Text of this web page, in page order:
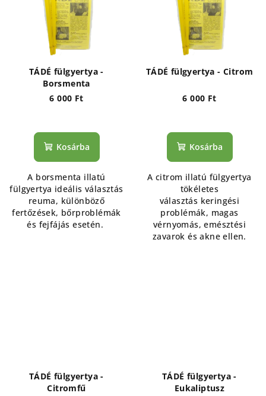
TÁDÉ fülgyertya -
Borsmenta
6 000 Ft
Kosárba
A borsmenta illatú
fülgyertya ideális választás
reuma, különböző
fertőzések, bőrproblémák
és fejfájás esetén.
TÁDÉ fülgyertya - Citrom
6 000 Ft
Kosárba
A citrom illatú fülgyertya
tökéletes
választás keringési
problémák, magas
vérnyomás, emésztési
zavarok és akne ellen.
TÁDÉ fülgyertya -
Citromfű
TÁDÉ fülgyertya -
Eukaliptusz